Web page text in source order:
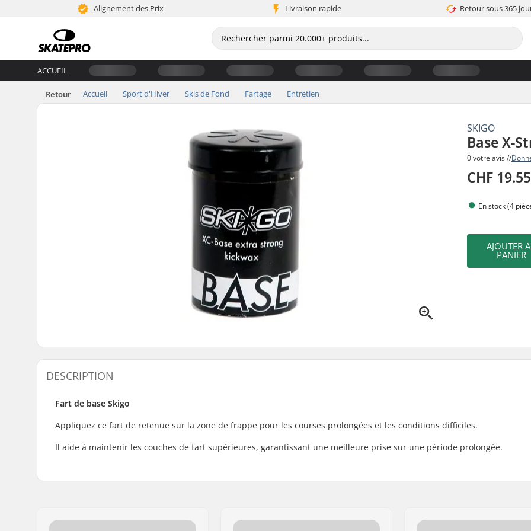
Alignement des Prix Livraison rapide Retour sous 365
ACCUEIL
Retour Accueil Sport d'Hiver Skis de Fond Fartage Entretien
SKIGO
Base X-
0 votre avis //
CHF 19.55
En stock (4
AJOUTER
PANIER
DESCRIPTION
Fart de base Skigo
Appliquez ce fart de retenue sur la zone de frappe pour les courses prolongées et les conditions difficiles.
Il aide à maintenir les couches de fart supérieures, garantissant une meilleure prise sur une période prolongée.